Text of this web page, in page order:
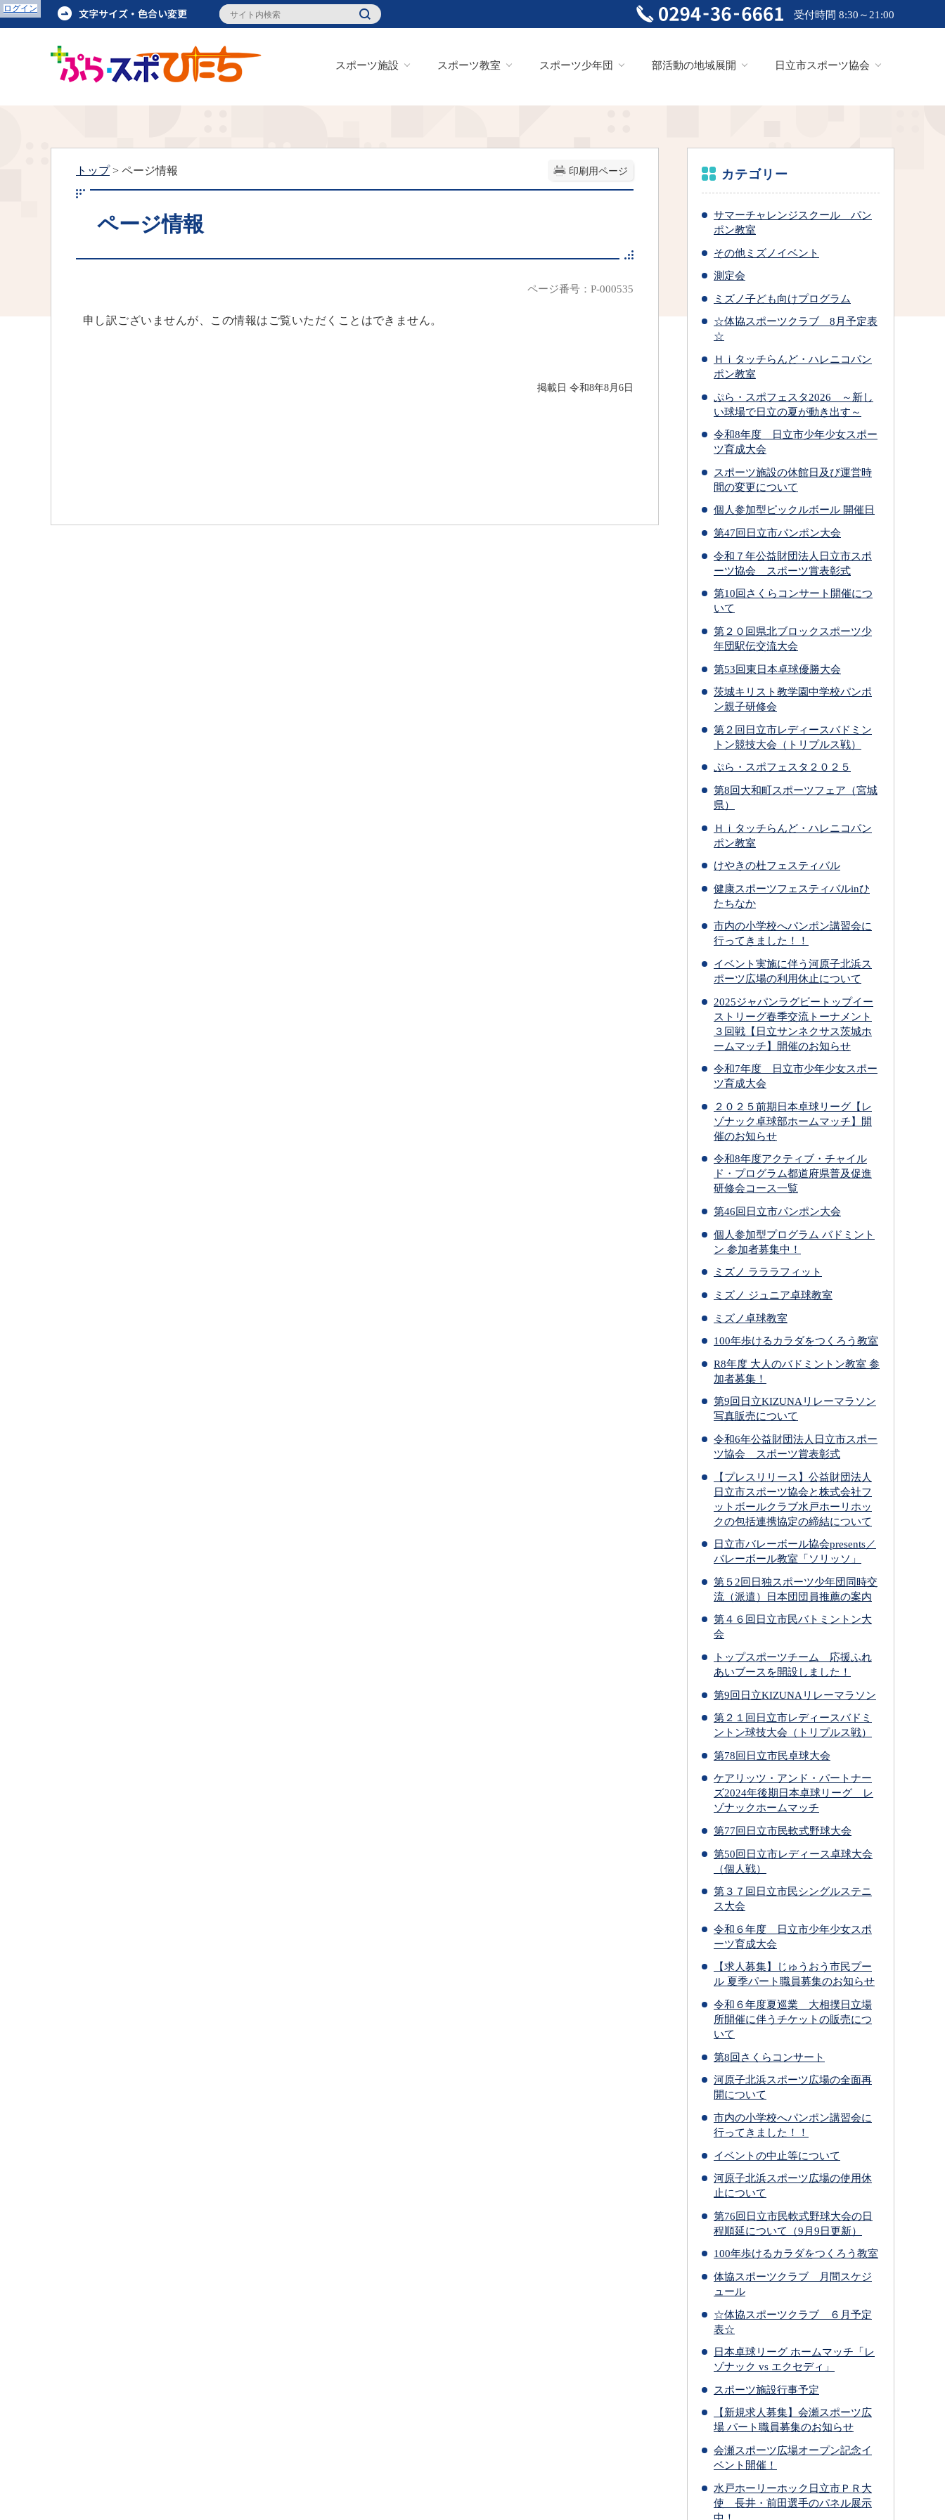
ログイン 受付時間 8:30～21:00
スポーツ施設 スポーツ教室 スポーツ少年団 部活動の地域展開 日立市スポーツ協会
印刷用ページ
トップ> ページ情報
ページ情報
ページ番号：P-000535
申し訳ございませんが、この情報はご覧いただくことはできません。
掲載日 令和8年8月6日
カテゴリー
サマーチャレンジスクール パン
ポン教室
その他ミズノイベント
測定会
ミズノ子ども向けプログラム
☆体協スポーツクラブ 8月予定表
☆
Ｈｉタッチらんど・ハレニコパン
ポン教室
ぷら・スポフェスタ2026 ～新し
い球場で日立の夏が動き出す～
令和8年度 日立市少年少女スポー
ツ育成大会
スポーツ施設の休館日及び運営時
間の変更について
個人参加型ピックルボール 開催日
第47回日立市パンポン大会
令和７年公益財団法人日立市スポ
ーツ協会 スポーツ賞表彰式
第10回さくらコンサート開催につ
いて
第２０回県北ブロックスポーツ少
年団駅伝交流大会
第53回東日本卓球優勝大会
茨城キリスト教学園中学校パンポ
ン親子研修会
第２回日立市レディースバドミン
トン競技大会（トリプルス戦）
ぷら・スポフェスタ２０２５
第8回大和町スポーツフェア（宮城
県）
Ｈｉタッチらんど・ハレニコパン
ポン教室
けやきの杜フェスティバル
健康スポーツフェスティバルinひ
たちなか
市内の小学校へパンポン講習会に
行ってきました！！
イベント実施に伴う河原子北浜ス
ポーツ広場の利用休止について
2025ジャパンラグビートップイー
ストリーグ春季交流トーナメント
３回戦【日立サンネクサス茨城ホ
ームマッチ】開催のお知らせ
令和7年度 日立市少年少女スポー
ツ育成大会
２０２５前期日本卓球リーグ【レ
ゾナック卓球部ホームマッチ】開
催のお知らせ
令和8年度アクティブ・チャイル
ド・プログラム都道府県普及促進
研修会コース一覧
第46回日立市パンポン大会
個人参加型プログラム バドミント
ン 参加者募集中！
ミズノ ラララフィット
ミズノ ジュニア卓球教室
ミズノ卓球教室
100年歩けるカラダをつくろう教室
R8年度 大人のバドミントン教室 参
加者募集！
第9回日立KIZUNAリレーマラソン
写真販売について
令和6年公益財団法人日立市スポー
ツ協会 スポーツ賞表彰式
【プレスリリース】公益財団法人
日立市スポーツ協会と株式会社フ
ットボールクラブ水戸ホーリホッ
クの包括連携協定の締結について
日立市バレーボール協会presents／
バレーボール教室「ソリッソ」
第５2回日独スポーツ少年団同時交
流（派遣）日本団団員推薦の案内
第４６回日立市民バトミントン大
会
トップスポーツチーム 応援ふれ
あいブースを開設しました！
第9回日立KIZUNAリレーマラソン
第２１回日立市レディースバドミ
ントン球技大会（トリプルス戦）
第78回日立市民卓球大会
ケアリッツ・アンド・パートナー
ズ2024年後期日本卓球リーグ レ
ゾナックホームマッチ
第77回日立市民軟式野球大会
第50回日立市レディース卓球大会
（個人戦）
第３７回日立市民シングルステニ
ス大会
令和６年度 日立市少年少女スポ
ーツ育成大会
【求人募集】じゅうおう市民プー
ル 夏季パート職員募集のお知らせ
令和６年度夏巡業 大相撲日立場
所開催に伴うチケットの販売につ
いて
第8回さくらコンサート
河原⼦北浜スポーツ広場の全⾯再
開について
市内の小学校へパンポン講習会に
行ってきました！！
イベントの中止等について
河原子北浜スポーツ広場の使用休
止について
第76回日立市民軟式野球大会の日
程順延について（9月9日更新）
100年歩けるカラダをつくろう教室
体協スポーツクラブ 月間スケジ
ュール
☆体協スポーツクラブ ６月予定
表☆
日本卓球リーグ ホームマッチ「レ
ゾナック vs エクセディ」
スポーツ施設行事予定
【新規求人募集】会瀬スポーツ広
場 パート職員募集のお知らせ
会瀬スポーツ広場オープン記念イ
ベント開催！
水戸ホーリーホック日立市ＰＲ大
使 長井・前田選手のパネル展示
中！